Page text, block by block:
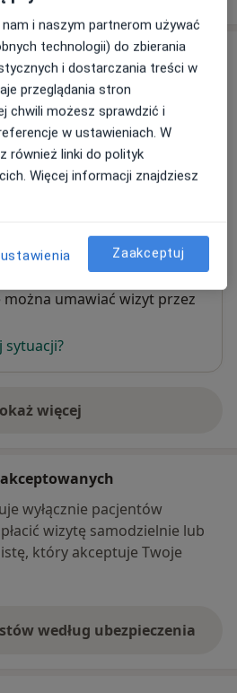
Rabka-Zdrój
mapę
otwiera się w nowej karcie
umawiać wizyt przez
sytuacji?
więcej
o adresie
wyłącznie pacjentów
wizytę samodzielnie lub
który akceptuje Twoje
według ubezpieczenia
i naszym partnerom używać
technologii) do zbierania
i dostarczania treści w
przeglądania stron
chwili możesz sprawdzić i
w ustawieniach. W
również linki do polityk
Więcej informacji znajdziesz
Zaakceptuj